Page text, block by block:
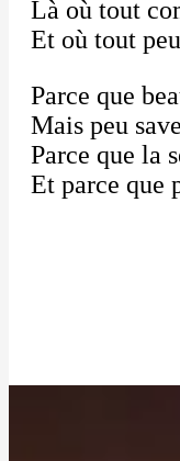
Là où tout
Et où tout
Parce que
Mais peu
Parce que la
Et parce que